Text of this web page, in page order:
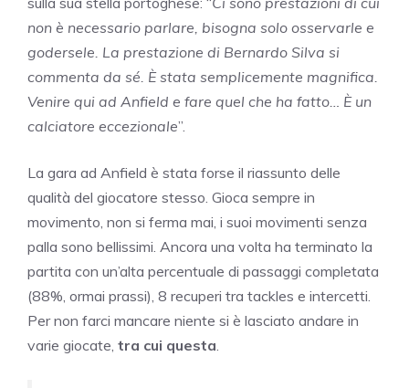
non è necessario parlare, bisogna solo osservarle e
godersele. La prestazione di Bernardo Silva si
commenta da sé. È stata semplicemente magnifica.
Venire qui ad Anfield e fare quel che ha fatto… È un
calciatore eccezionale”.
La gara ad Anfield è stata forse il riassunto delle
qualità del giocatore stesso. Gioca sempre in
movimento, non si ferma mai, i suoi movimenti senza
palla sono bellissimi. Ancora una volta ha terminato la
partita con un’alta percentuale di passaggi completata
(88%, ormai prassi), 8 recuperi tra tackles e intercetti.
Per non farci mancare niente si è lasciato andare in
varie giocate, tra cui questa